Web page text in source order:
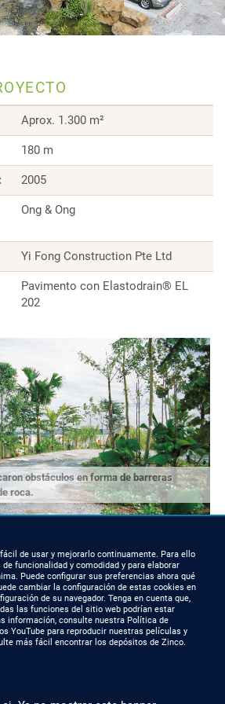
Aprox. 1.300 m²
180 m
2005
Ong & Ong
Yi Fong Construction Pte Ltd
Pavimento con Elastodrain® EL
202
obstáculos en forma de barreras
roca.
de usar y mejorarlo continuamente. Para ello
funcionalidad y comodidad y para elaborar
Puede configurar sus preferencias ahora qué
cambiar la configuración de estas cookies en
de su navegador. Tenga en cuenta que,
las funciones del sitio web podrían estar
información, consulte nuestra Política de
YouTube para reproducir nuestras películas y
más fácil encontrar los depósitos de Zinco.